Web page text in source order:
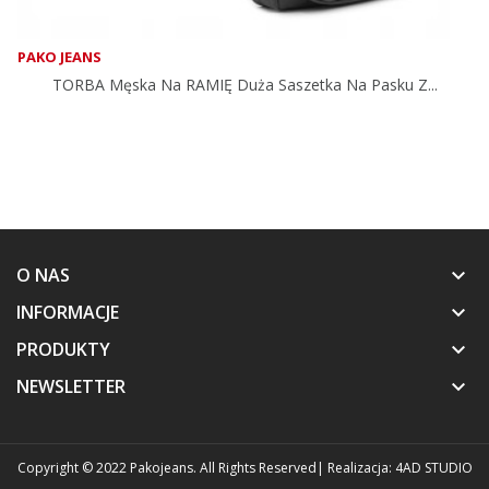
PAKO JEANS
TORBA Męska Na RAMIĘ Duża Saszetka Na Pasku Z...
O NAS keyboard_arrow_down
INFORMACJE keyboard_arrow_down
PRODUKTY keyboard_arrow_down
NEWSLETTER keyboard_arrow_down
Copyright © 2022 Pakojeans. All Rights Reserved | Realizacja: 4AD STUDIO